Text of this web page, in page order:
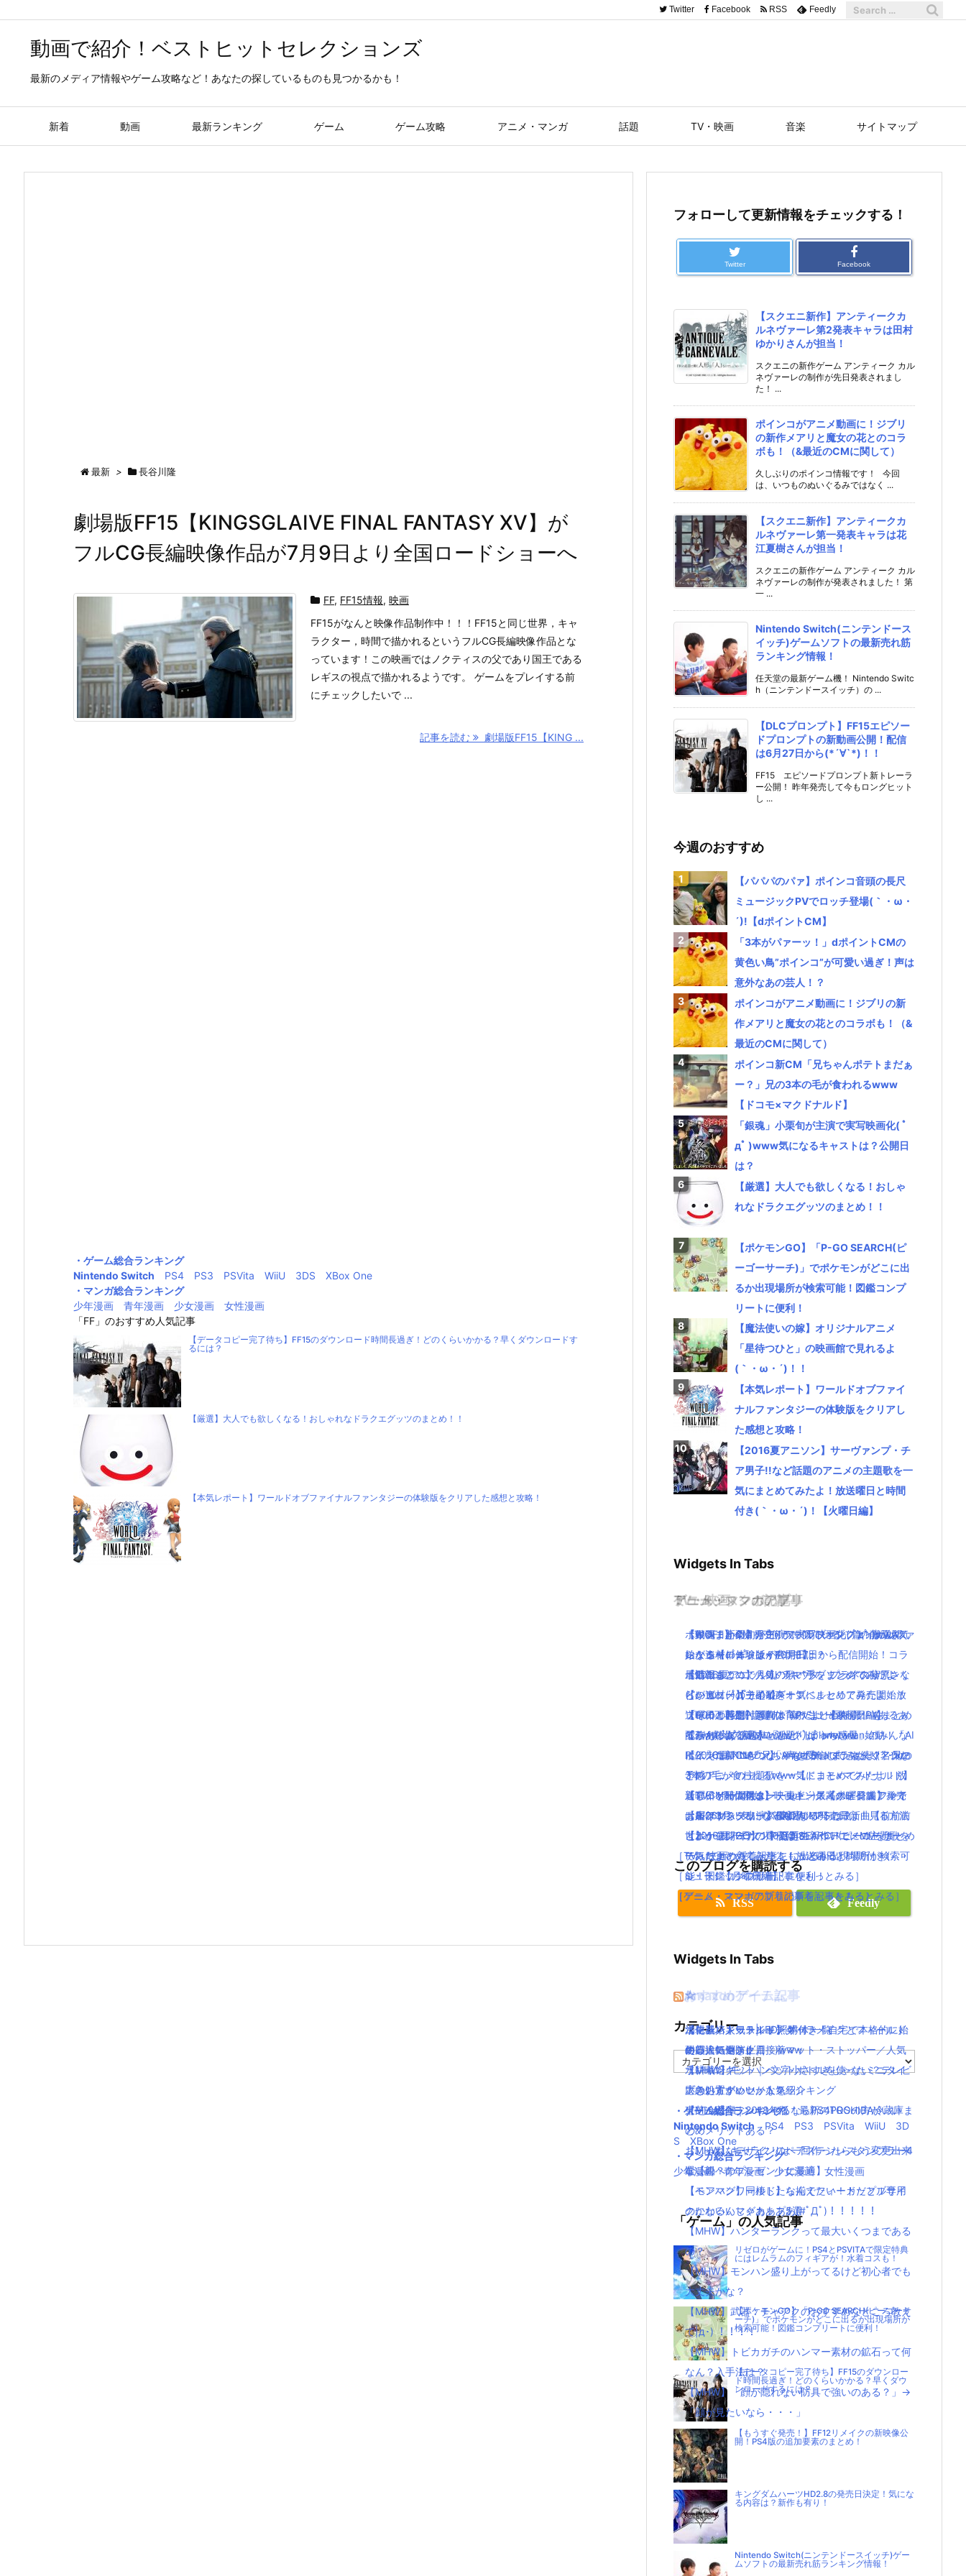
動画で紹介！ベストヒットセレクションズ
最新のメディア情報やゲーム攻略など！あなたの探しているものも見つかるかも！
新着 動画 最新ランキング ゲーム ゲーム攻略 アニメ・マンガ 話題 TV・映画 音楽 サイトマップ
Twitter Facebook RSS Feedly
最新 > 長谷川隆
劇場版FF15【KINGSGLAIVE FINAL FANTASY XV】が
フルCG長編映像作品が7月9日より全国ロードショーへ
FF, FF15情報, 映画
FF15がなんと映像作品制作中！！！FF15と同じ世界，キャ
ラクター，時間で描かれるというフルCG長編映像作品とな
っています！この映画ではノクティスの父であり国王である
レギスの視点で描かれるようです。 ゲームをプレイする前
にチェックしたいで ...
記事を読む 劇場版FF15【KING ...
・ゲーム総合ランキング
Nintendo Switch
PS4 PS3 PSVita WiiU 3DS
XBox One
・マンガ総合ランキング
少年漫画
青年漫画 少女漫画
女性漫画
「FF」のおすすめ人気記事
【データコピー完了待ち】FF15のダウンロード時間長過ぎ！どのくらいかかる？早くダウンロードす
るには？
【厳選】大人でも欲しくなる！おしゃれなドラクエグッツのまとめ！！
【本気レポート】ワールドオブファイナルファンタジーの体験版をクリアした感想と攻略！
フォローして更新情報をチェックする！
Twitter Facebook
【スクエニ新作】アンティークカ
ルネヴァーレ第2発表キャラは田村
ゆかりさんが担当！
スクエニの新作ゲーム アンティーク カル
ネヴァーレの制作が先日発表されまし
た！ ...
ポインコがアニメ動画に！ジブリ
の新作メアリと魔女の花とのコラ
ボも！（&最近のCMに関して）
久しぶりのポインコ情報です！ 今回
は、いつものぬいぐるみではなく ...
【スクエニ新作】アンティークカ
ルネヴァーレ第一発表キャラは花
江夏樹さんが担当！
スクエニの新作ゲーム アンティーク カル
ネヴァーレの制作が発表されました！ 第
一 ...
Nintendo Switch(ニンテンドース
イッチ)ゲームソフトの最新売れ筋
ランキング情報！
任天堂の最新ゲーム機！ Nintendo Switc
h（ニンテンドースイッチ）の ...
【DLCプロンプト】FF15エピソー
ドプロンプトの新動画公開！配信
は6月27日から(*´∀`*)！！
FF15 エピソードプロンプト新トレーラ
ー公開！ 昨年発売して今もロングヒット
し ...
今週のおすすめ
【パパパのパァ】ポインコ音頭の長尺
ミュージックPVでロッチ登場(｀・ω・
´)!【dポイントCM】
「3本がパァーッ！」dポイントCMの
黄色い鳥”ポインコ”が可愛い過ぎ！声は
意外なあの芸人！？
ポインコがアニメ動画に！ジブリの新
作メアリと魔女の花とのコラボも！（&
最近のCMに関して）
ポインコ新CM「兄ちゃんポテトまだぁ
ー？」兄の3本の毛が食われるwww
【ドコモ×マクドナルド】
「銀魂」小栗旬が主演で実写映画化( ﾟ
дﾟ )www気になるキャストは？公開日
は？
【厳選】大人でも欲しくなる！おしゃ
れなドラクエグッツのまとめ！！
【ポケモンGO】「P-GO SEARCH(ピ
ーゴーサーチ)」でポケモンがどこに出
るか出現場所が検索可能！図鑑コンプ
リートに便利！
【魔法使いの嫁】オリジナルアニメ
「星待つひと」の映画館で見れるよ
(｀・ω・´)！！
【本気レポート】ワールドオブファイ
ナルファンタジーの体験版をクリアし
た感想と攻略！
【2016夏アニソン】サーヴァンプ・チ
ア男子!!など話題のアニメの主題歌を一
気にまとめてみたよ！放送曜日と時間
付き(｀・ω・´)！【火曜日編】
Widgets In Tabs
TV・映画
ポインコ新CM！「何かに似ている」篇！放送開
始！！【ローソン×ドコモ】
【動画まとめ】月9ドラマ”ラブソング”の藤原さく
らが逸材( ﾟдﾟ )イイ声！！
【その１】ZIP話題の「朝だよ！貝社員」をまとめ
てみた( ﾟдﾟ )wwwwww
ポインコ新CM「兄ちゃんポテトまだぁー？」兄の
3本の毛が食われるwww【ドコモ×マクドナルド】
【TVCM配信開始】映画キングスグレイブ ファイ
ナルファンタジーXV気になる発売日は！見る方法
とルナフレーナの声優は？
［TV・映画の新着記事をもっとみる］
ゲーム・スマホアプリ
【WOFF】今月発売！ワールドオブファイナルファ
ンタジーの体験版が10月17日から配信開始！コラ
ボ情報も！
【レビュー】テイルズオブベルセリア発売開始！
プレイの感想・評判は？PVまとめ有り！
【Twitterで話題】「ひとりぼっち惑星」のみんな
に伝えたい！せつない声を受信してみたよ(´・ω・
｀)
新しいゲーム機ニンテンドースイッチ発表！発売
は来年3月！気になる対応ソフトは？
【ポケモンGO】「P-GO SEARCH(ピーゴーサー
チ)」でポケモンがどこに出るか出現場所が検索可
能！図鑑コンプリートに便利！
［ゲーム・スマホアプリの新着記事をもっとみる］
アニメ・マンガの記事
「銀魂」小栗旬が主演で実写映画化( ﾟдﾟ )www気
になるキャストは？公開日は？
【2016夏アニソン】ツキウタ。プラネタリアンな
どのアニメの主題歌を一気にまとめてみたよ！放
送曜日と時間付き(｀・ω・´)！【水曜日編】
配信×劇場の新プロジェクトplanetarian始動！「AI
R」「CLANNAD」「Angel Beats!」に続く名作の
予感！
「アイドルマスター」史上、最高のビジュアルで
お届けするシリーズ最新作！
【2016夏アニソン】話題の新作アニメの主題歌を
一気にまとめてみたよ！放送曜日と時間付き(｀・
ω・´)！【月曜日編】
［アニメ・マンガの新着記事をもっとみる］
ミュージックの記事
【動画まとめ】月9ドラマ”ラブソング”の藤原さく
らが逸材( ﾟдﾟ )イイ声！！
最近ニコニコで人気の歌い手をまとめてみたよ
(｀・ω・´)【その1】
【600万再生】岡崎体育のミュージックPVあるあ
るがあるある過ぎと話題( ﾟдﾟ )wwww
【2016夏アニソン】ツキウタ。プラネタリアンな
どのアニメの主題歌を一気にまとめてみたよ！放
送曜日と時間付き(｀・ω・´)！【水曜日編】
【8/26Mステ出演】RADWIMPSの最新曲【前前前
世】が公開2日で100万再生！ついでにMVをまとめ
てみたよ！
［ミュージックの新着記事をもっとみる］
このブログを購読する
RSS Feedly
Widgets In Tabs
おすすめゲーム記事
【モンハンワールド】キャラメイクとフィールド
の顔違い過ぎ(;´Д｀)www
【MHW】モンハン文字小さすぎじゃない？テレビ
大きい方がいいかな？
【MHW】モンハンやるならPS4PROの方がいい
の？メリットある？
【MHW】キャラクリは一回作ったらもう変更出来
ないの？
【モンハンワールド】なんでフィードだとブサイ
クになるんじゃああああ(#ﾟДﾟ)！！！！！
【MHW】ハンターランクって最大いくつまである
の？
【MHW】モンハン盛り上がってるけど初心者でも
大丈夫かな？
【MHW】武器：チャアクのおすすめなところ教え
て|д･) ！！！！
【MHW】トビカガチのハンマー素材の鉱石って何
なん？入手法は？
【MHW】「顔が隠れない防具で強いのある？」→
「顔が見たいなら・・・」
Amazonアイテム
水耕栽培キット|LED照明付き！自宅で本格的に始
める人気セット
水耕栽培キット｜ペットボトルを使ったミニタイ
プのおすすめセットを紹介
東芝冷蔵庫｜2018年版！最新のTOSHIBA冷蔵庫ま
とめ
おしゃれなデザインのペアステンレスタンブラー4
選【親へのプレゼントに最適】
【ペアマグ】同棲したら揃えたい！カップル専用
のかわいいマグカップ5選
☆
ニンテンドースイッチ 本体 一覧
使い捨てマスク
☆
消化器／人気ランキング
耐震・転倒防止用接着マット・ストッパー／人気
ランキング
応急処置グッツ／人気ランキング
☆
カテゴリー
テ
・ゲーム総合ランキング
Nintendo Switch
PS4 PS3 PSVita WiiU
3D
S
XBox One
・マンガ総合ランキング
少年漫画
青年漫画 少女漫画 女性漫画
「ゲーム」の人気記事
リゼロがゲームに！PS4とPSVITAで限定特典
にはレムラムのフィギアが！水着コスも！
【ポケモンGO】「P-GO SEARCH(ピーゴーサ
ーチ)」でポケモンがどこに出るか出現場所が
検索可能！図鑑コンプリートに便利！
【データコピー完了待ち】FF15のダウンロー
ド時間長過ぎ！どのくらいかかる？早くダウ
ンロードするには？
【もうすぐ発売！】FF12リメイクの新映像公
開！PS4版の追加要素のまとめ！
キングダムハーツHD2.8の発売日決定！気にな
る内容は？新作も有り！
Nintendo Switch(ニンテンドースイッチ)ゲー
ムソフトの最新売れ筋ランキング情報！